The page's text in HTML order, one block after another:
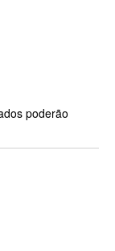
poderão